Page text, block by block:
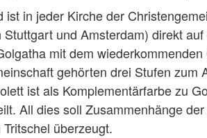
ist in jeder Kirche der
Stuttgart und Amsterdam) direkt
mit dem
gehörten drei Stufen
ist als Komplementärfarbe zu
All dies soll Zusammenhänge
überzeugt.